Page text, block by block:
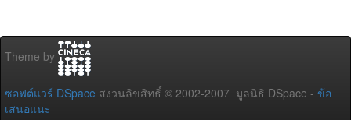
Theme by
ซอฟต์แวร์ DSpace สงวนลิขสิทธิ์ © 2002-2007 มูลนิธิ DSpace - ข้อ
เสนอแนะ